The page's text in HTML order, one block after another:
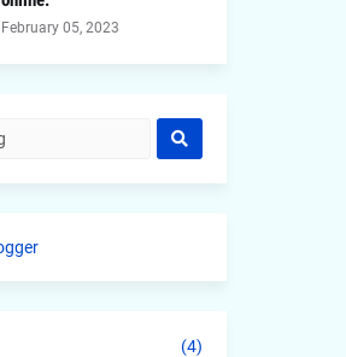
February 05, 2023
(4)